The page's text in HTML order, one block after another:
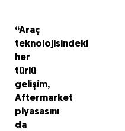
“Araç
teknolojisindeki
her
türlü
gelişim,
Aftermarket
piyasasını
da